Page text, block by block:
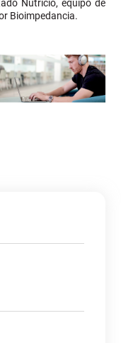
Nutricio, equipo de
Bioimpedancia.